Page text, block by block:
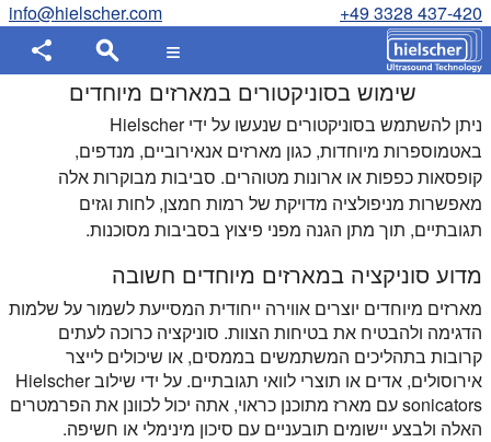
+49 3328 437-420
info@hielscher.com
שימוש בסוניקטורים במארזים מיוחדים
ניתן להשתמש בסוניקטורים שנעשו על ידי Hielscher
באטמוספרות מיוחדות, כגון מארזים אנאירוביים, מנדפים,
קופסאות כפפות או ארונות מטוהרים. סביבות מבוקרות אלה
מאפשרות מניפולציה מדויקת של רמות חמצן, לחות וגזים
תגובתיים, תוך מתן הגנה מפני פיצוץ בסביבות מסוכנות.
מדוע סוניקציה במארזים מיוחדים חשובה
מארזים מיוחדים יוצרים אווירה ייחודית המסייעת לשמור על שלמות
הדגימה ולהבטיח את בטיחות הצוות. סוניקציה כרוכה לעתים
קרובות בתהליכים המשתמשים בממסים, או שיכולים לייצר
אירוסולים, אדים או תוצרי לוואי תגובתיים. על ידי שילוב Hielscher
sonicators עם מארז מתוכנן כראוי, אתה יכול לכוונן את הפרמטרים
האלה ולבצע יישומים תובעניים עם סיכון מינימלי או חשיפה.